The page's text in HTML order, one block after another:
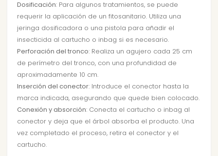
Dosificación: Para algunos tratamientos, se puede
requerir la aplicación de un fitosanitario. Utiliza una
jeringa dosificadora o una pistola para añadir el
insecticida al cartucho o inbag si es necesario.
Perforación del tronco: Realiza un agujero cada 25 cm
de perímetro del tronco, con una profundidad de
aproximadamente 10 cm.
Inserción del conector: Introduce el conector hasta la
marca indicada, asegurando que quede bien colocado.
Conexión y absorción: Conecta el cartucho o inbag al
conector y deja que el árbol absorba el producto. Una
vez completado el proceso, retira el conector y el
cartucho.